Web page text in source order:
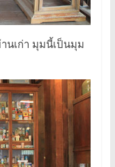
นเก่า มุมนี้เป็นมุม